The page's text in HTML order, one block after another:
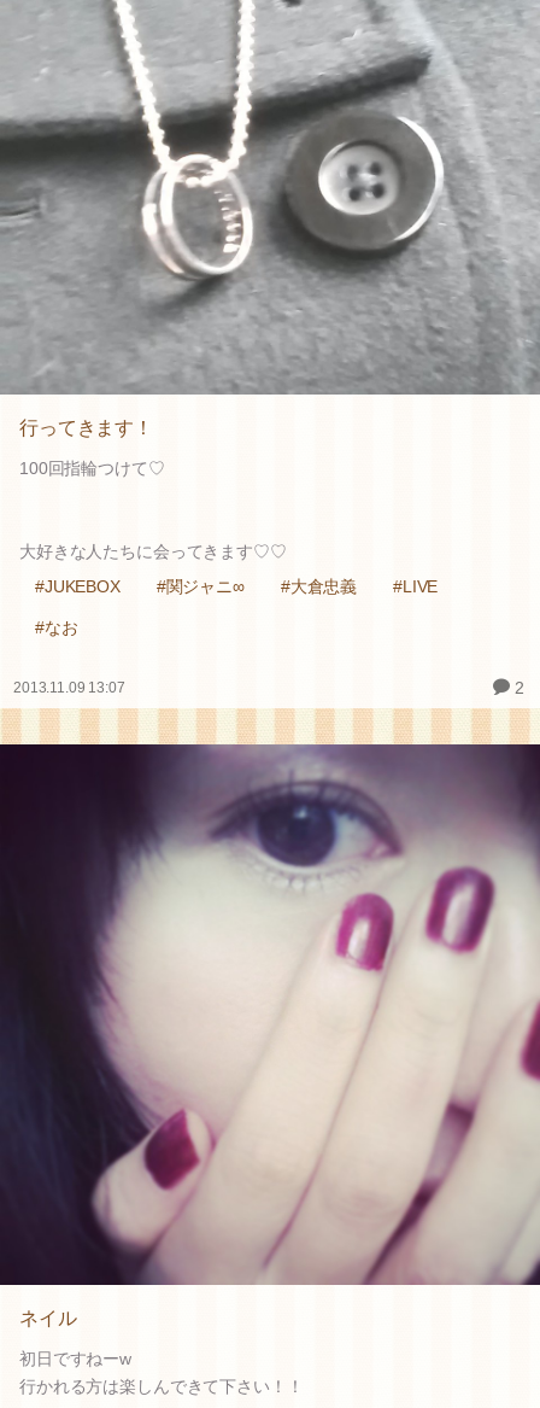
行ってきます！
100回指輪つけて♡
大好きな人たちに会ってきます♡♡
#JUKEBOX
#関ジャニ∞ #大倉忠義 #LIVE
#なお
2013.11.09 13:07 2
ネイル
初日ですねーw
行かれる方は楽しんできて下さい！！